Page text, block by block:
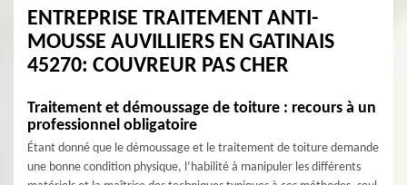
ENTREPRISE TRAITEMENT ANTI-
MOUSSE AUVILLIERS EN GATINAIS
45270: COUVREUR PAS CHER
Traitement et démoussage de toiture : recours à un
professionnel obligatoire
Étant donné que le démoussage et le traitement de toiture demande
une bonne condition physique, l’habilité à manipuler les différents